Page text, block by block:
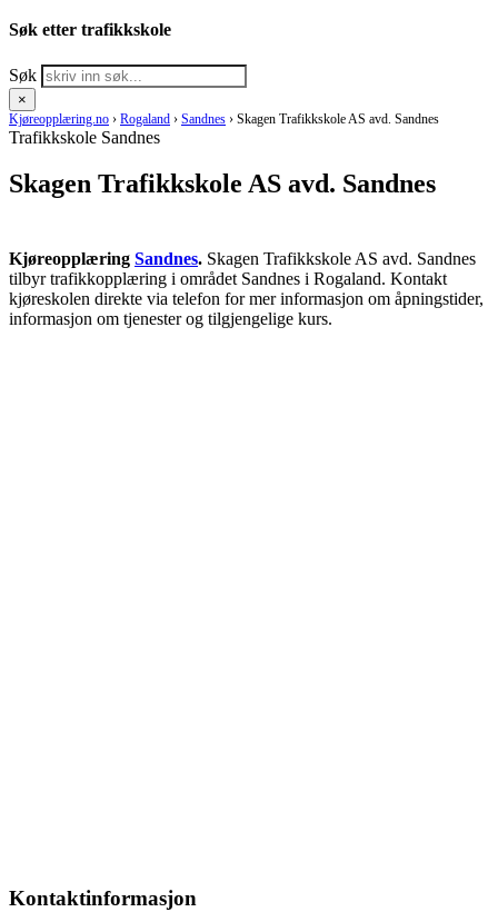
Søk etter trafikkskole
Søk
×
Kjøreopplæring.no › Rogaland › Sandnes › Skagen Trafikkskole AS avd. Sandnes
Trafikkskole Sandnes
Skagen Trafikkskole AS avd. Sandnes
Kjøreopplæring Sandnes. Skagen Trafikkskole AS avd. Sandnes
tilbyr trafikkopplæring i området Sandnes i Rogaland. Kontakt
kjøreskolen direkte via telefon for mer informasjon om åpningstider,
informasjon om tjenester og tilgjengelige kurs.
Kontaktinformasjon